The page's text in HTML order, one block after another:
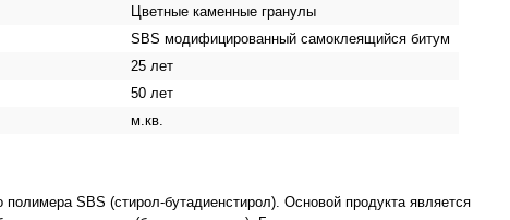
Цветные каменные гранулы
SBS модифицированный самоклеящийся битум
25 лет
50 лет
м.кв.
полимера SBS (стирол-бутадиенстирол). Основой продукта является